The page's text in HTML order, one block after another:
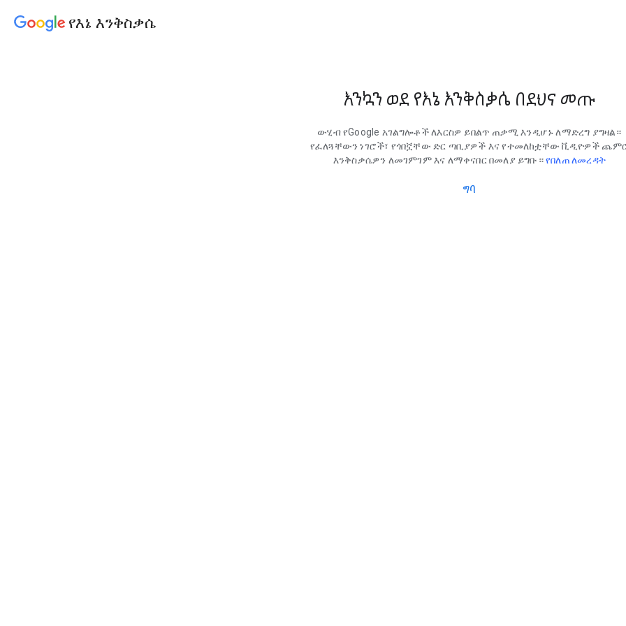
የእኔ እንቅስቃሴ
እንኳን ወደ የእኔ እንቅስቃሴ በደህና መጡ
ውሂብ የGoogle አገልግሎቶች ለእርስዎ ይበልጥ ጠቃሚ እንዲሆኑ ለማድረግ ያግዛል።
የፈለጓቸውን ነገሮች፣ የጎበኟቸው ድር ጣቢያዎች እና የተመለከቷቸው ቪዲዮዎች
እንቅስቃሴዎን ለመገምገም እና ለማቀናበር በመለያ ይግቡ።የበለጠ ለመረዳት
ግባ